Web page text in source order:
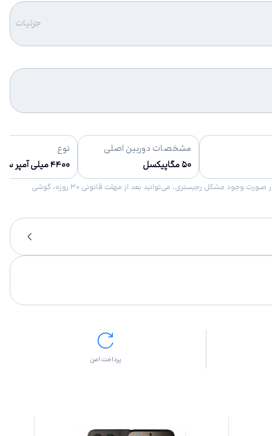
جزئیات
مشخصات دوربین اصلی
۵۰ مگاپیکسل
نوع
۴۴۰۰ میلی آمپر ساعت
امکان برگشت کالا در گروه موبایل با دلیل “انصراف از خرید“ تنها در صورتی مورد قبول است که پلمب کالا باز نشده باشد. تمام گوشی‌های جی‌اس‌ام ضمانت رجیستری دارند. در صورت وجود مشکل رجیستری، می‌توانید بعد از مهلت قانونی ۳۰ روزه، گوشی
پرداخت امن